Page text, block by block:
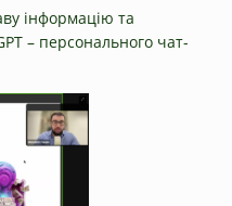
інформацію та
– персонального чат-